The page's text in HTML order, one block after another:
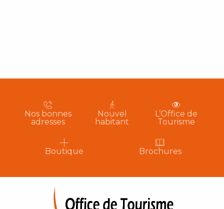
Nos bonnes
adresses
Nouvel
habitant
L’Office de
Tourisme
Boutique Brochures